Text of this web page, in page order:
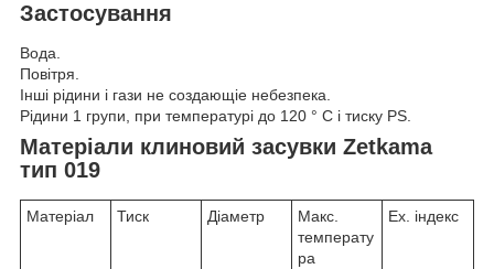
Застосування
Вода.
Повітря.
Інші рідини і гази не создающіe небезпека.
Рідини 1 групи, при температурі до 120 ° C і тиску PS.
Матеріали клиновий засувки Zetkama
тип 019
Матеріал Тиск Діаметр
Макс.
температу
ра
Ex. індекс